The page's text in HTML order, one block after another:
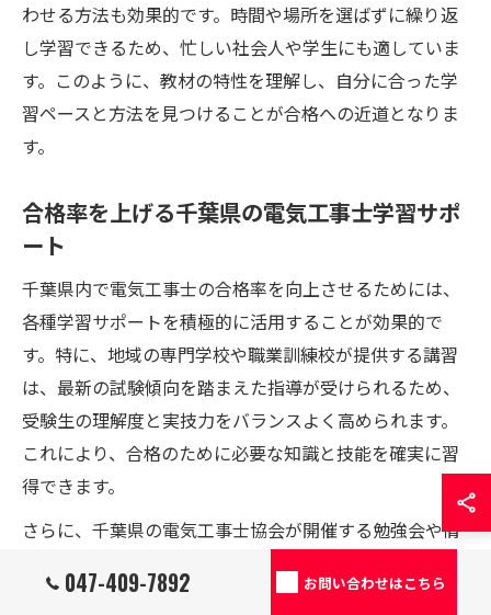
わせる方法も効果的です。時間や場所を選ばずに繰り返
し学習できるため、忙しい社会人や学生にも適していま
す。このように、教材の特性を理解し、自分に合った学
習ペースと方法を見つけることが合格への近道となりま
す。
合格率を上げる千葉県の電気工事士学習サポ
ート
千葉県内で電気工事士の合格率を向上させるためには、
各種学習サポートを積極的に活用することが効果的で
す。特に、地域の専門学校や職業訓練校が提供する講習
は、最新の試験傾向を踏まえた指導が受けられるため、
受験生の理解度と実技力をバランスよく高められます。
これにより、合格のために必要な知識と技能を確実に習
得できます。
さらに、千葉県の電気工事士協会が開催する勉強会や情
流やモチベーション維持に役立ちます。こうしたコミュ
047-409-7892 お問い合わせはこちら